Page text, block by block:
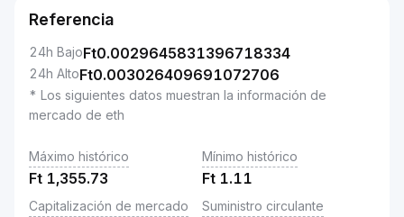
Referencia
24h BajoFt0.0029645831396718334
24h AltoFt0.003026409691072706
* Los siguientes datos muestran la información de
mercado de eth
Máximo histórico
Ft 1,355.73
Mínimo histórico
Ft 1.11
Capitalización de mercado Suministro circulante